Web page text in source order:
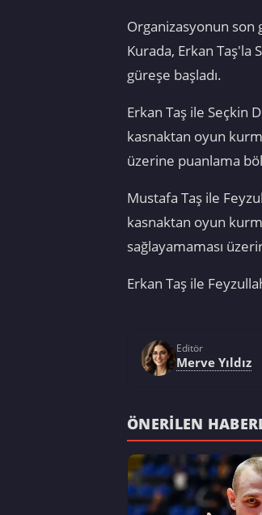
Organizasyonun son
Kurada, Erkan
güreşe başladı.
Erkan Taş ile Seçkin
kasnaktan oyun
üzerine puanlama
Mustafa Taş ile
kasnaktan oyun
sağlayamaması
Erkan Taş ile
Editör
Merve Yıldız
ÖNERILEN